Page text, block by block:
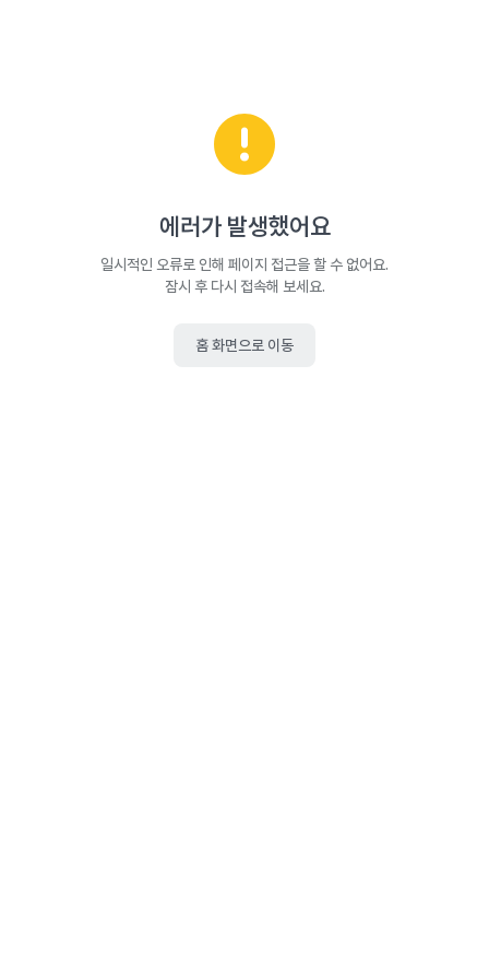
에러가 발생했어요
일시적인 오류로 인해 페이지 접근을 할 수 없어요.
잠시 후 다시 접속해 보세요.
홈 화면으로 이동